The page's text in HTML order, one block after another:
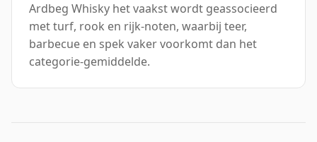
Ardbeg Whisky het vaakst wordt geassocieerd
met turf, rook en rijk-noten, waarbij teer,
barbecue en spek vaker voorkomt dan het
categorie-gemiddelde.